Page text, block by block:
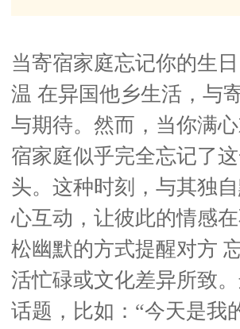
当寄宿家庭忘记你的生
温 在异国他乡生活，与
与期待。然而，当你满
宿家庭似乎完全忘记了
头。这种时刻，与其独
心互动，让彼此的情感
松幽默的方式提醒对方
活忙碌或文化差异所致
话题，比如：“今天是我